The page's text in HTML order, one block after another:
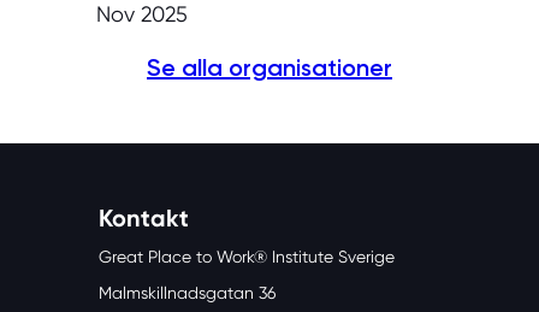
Nov 2025
Se alla organisationer
Kontakt
Great Place to Work® Institute Sverige
Malmskillnadsgatan 36